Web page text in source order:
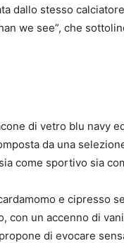
dallo stesso
we see”, che
di vetro blu navy
da una
come sportivo sia
e cipresso
un accenno di
di evocare